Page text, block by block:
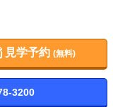
見学予約(無料)
3200